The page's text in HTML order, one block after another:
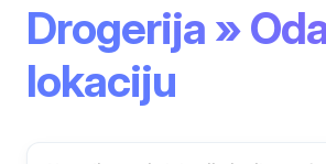
Drogerija »
lokaciju